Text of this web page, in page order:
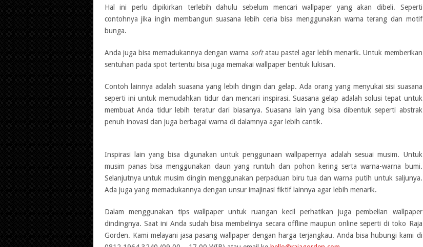
Hal ini perlu dipikirkan terlebih dahulu sebelum mencari wallpaper yang akan dibeli. Seperti
contohnya jika ingin membangun suasana lebih ceria bisa menggunakan warna terang dan motif
bunga.
Anda juga bisa memadukannya dengan warna softatau pastel agar lebih menarik. Untuk memberikan
sentuhan pada spot tertentu bisa juga memakai wallpaper bentuk lukisan.
Contoh lainnya adalah suasana yang lebih dingin dan gelap. Ada orang yang menyukai sisi suasana
seperti ini untuk memudahkan tidur dan mencari inspirasi. Suasana gelap adalah solusi tepat untuk
membuat Anda tidur lebih teratur dari biasanya. Suasana lain yang bisa dibentuk seperti abstrak
penuh inovasi dan juga berbagai warna di dalamnya agar lebih cantik.
Inspirasi lain yang bisa digunakan untuk penggunaan wallpapernya adalah sesuai musim. Untuk
musim panas bisa menggunakan daun yang runtuh dan pohon kering serta warna-warna bumi.
Selanjutnya untuk musim dingin menggunakan perpaduan biru tua dan warna putih untuk saljunya.
Ada juga yang memadukannya dengan unsur imajinasi fiktif lainnya agar lebih menarik.
Dalam menggunakan tips wallpaper untuk ruangan kecil perhatikan juga pembelian wallpaper
dindingnya. Saat ini Anda sudah bisa membelinya secara offline maupun online seperti di toko Raja
Gorden. Kami melayani jasa pasang wallpaper dengan harga terjangkau. Anda bisa hubungi kami di